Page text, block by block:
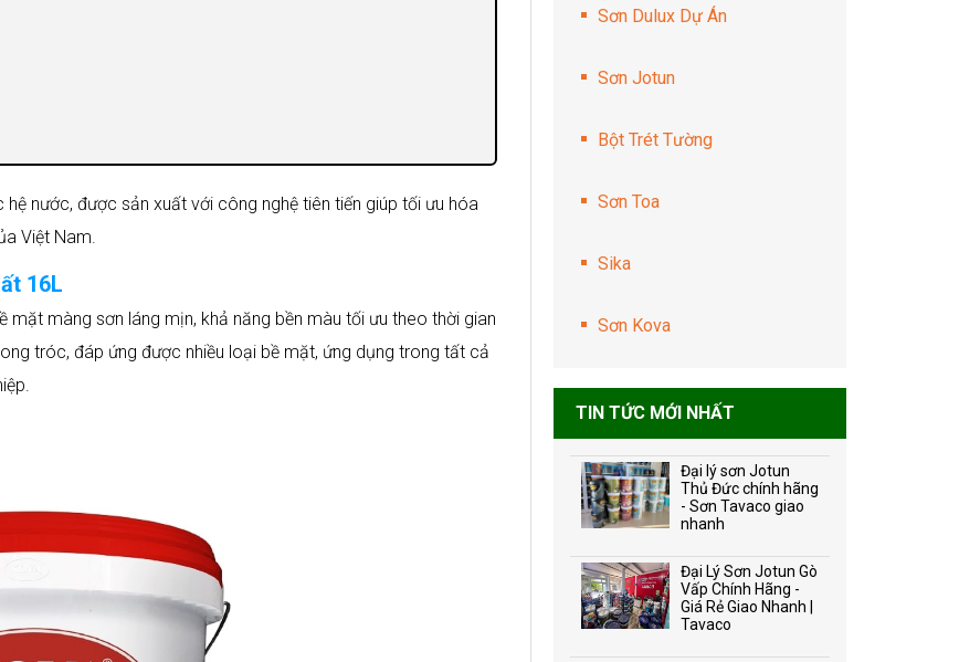
nước, được sản xuất với công nghệ tiên tiến giúp tối ưu hóa
Việt Nam.
16L
màng sơn láng mịn, khả năng bền màu tối ưu theo thời gian
tróc, đáp ứng được nhiều loại bề mặt, ứng dụng trong tất cả
Sơn Dulux Dự Án
Sơn Jotun
Bột Trét Tường
Sơn Toa
Sika
Sơn Kova
TIN TỨC MỚI NHẤT
Đại lý sơn Jotun
Thủ Đức chính hãng
- Sơn Tavaco giao
nhanh
Đại Lý Sơn Jotun Gò
Vấp Chính Hãng -
Giá Rẻ Giao Nhanh |
Tavaco